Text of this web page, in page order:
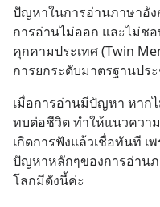
ปัญหาในการอ่านภาษาอั
การอ่านไม่ออก และไม่ช
คุกคามประเทศ (Twin
การยกระดับมาตรฐานปร
เมื่อการอ่านมีปัญหา หาก
ทบต่อชีวิต ทำให้แนวควา
เกิดการฟังแล้วเชื่อทันที เ
ปัญหาหลักๆของการอ่านภ
โลกมีดังนี้ค่ะ